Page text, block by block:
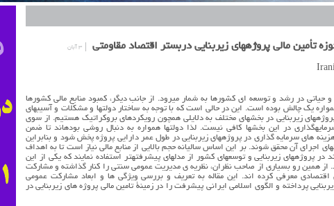
تأمین مالی پروژههای زیربنایی دربستر اقتصاد مقاومتی ۳ آبان
حیاتی در رشد و توسعه ای کشورها به شمار میرود. از جانب دیگر، کمبود منابع مالی کشورها
یک چالش بوده است. این در حالی است که با توجه به ساختار دولتها و مشکلات و آسیبهای
زیربنایی در بخشهای مختلف به دلایلی همچون رویکردهای بروکراتیک هستیم. از سوی
در این بخشها کافی نیست. لذا دولتها همواره به دنبال روشی بودهاند تا ضمن
های سرمایه گذاری در پروژههای زیربنایی در طول عمر دارایی پروژه پخش شود و بنابراین
اجرای آن محقق شوند. بر این اساس سالیانه حجم بالایی از منابع مالی نیاز است تا به اهداف
پروژههای زیربنایی و توسعهای کشور از مدلهای پیشرفتهتر استفاده نمایند که یکی از این
عمومی خصوصی 2 می باشد. از همین رو بسیاری از صاحب نظران، نظریه ی مدیریت عمومی سنتی را کنار گذاشته و مشارکت
معرفی کرده اند. این مقاله به تعریف و بررسی ویژگی ها و ابعاد مشارکت عمومی
پرداخته و الگوی اسلامی ایرانی پیشرفت را در زمینۀ تامین مالی پروژه های زیربنایی در